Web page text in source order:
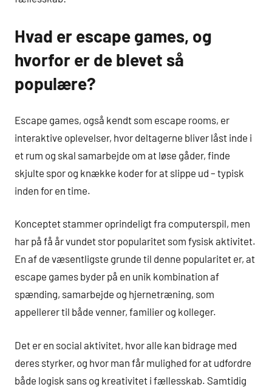
Hvad er escape games, og
hvorfor er de blevet så
populære?
Escape games, også kendt som escape rooms, er
interaktive oplevelser, hvor deltagerne bliver låst inde i
et rum og skal samarbejde om at løse gåder, finde
skjulte spor og knække koder for at slippe ud – typisk
inden for en time.
Konceptet stammer oprindeligt fra computerspil, men
har på få år vundet stor popularitet som fysisk aktivitet.
En af de væsentligste grunde til denne popularitet er, at
escape games byder på en unik kombination af
spænding, samarbejde og hjernetræning, som
appellerer til både venner, familier og kolleger.
Det er en social aktivitet, hvor alle kan bidrage med
deres styrker, og hvor man får mulighed for at udfordre
både logisk sans og kreativitet i fællesskab. Samtidig